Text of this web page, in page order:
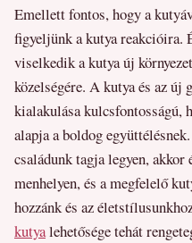
Emellett fontos, hogy a
figyeljünk a kutya reakcióira.
viselkedik a kutya új
közelségére. A kutya és az új
kialakulása kulcsfontosságú,
alapja a boldog
családunk tagja legyen, akkor
menhelyen, és a megfelelő
hozzánk és az
kutyalehetősége tehát